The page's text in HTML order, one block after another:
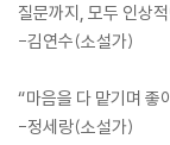
질문까지, 모두 인상
-김연수(소설가)
“마음을 다 맡기며 좋
-정세랑(소설가)